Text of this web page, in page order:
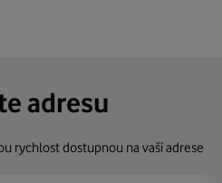
adresu
rychlost dostupnou na vaší adrese